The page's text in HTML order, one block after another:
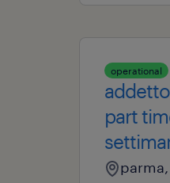
operational
part